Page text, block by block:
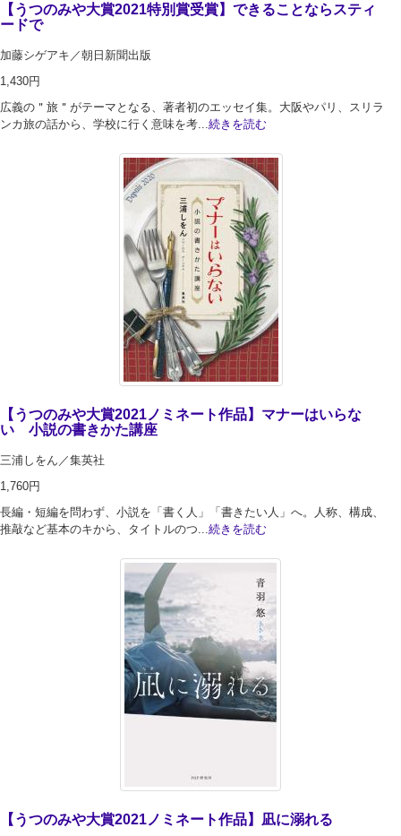
【うつのみや大賞2021特別賞受賞】できることならスティ
ードで
加藤シゲアキ／朝日新聞出版
1,430円
広義の＂旅＂がテーマとなる、著者初のエッセイ集。大阪やパリ、スリラ
ンカ旅の話から、学校に行く意味を考... 続きを読む
【うつのみや大賞2021ノミネート作品】マナーはいらな
い 小説の書きかた講座
三浦しをん／集英社
1,760円
長編・短編を問わず、小説を「書く人」「書きたい人」へ。人称、構成、
推敲など基本のキから、タイトルのつ... 続きを読む
【うつのみや大賞2021ノミネート作品】凪に溺れる